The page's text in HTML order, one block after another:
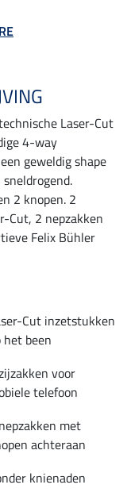
Laser-Cut
4-way
geweldig shape
2 knopen. 2
Cut, 2 nepzakken
Felix Bühler
Cut inzetstukken
het been
voor
telefoon
met
achteraan
knienaden